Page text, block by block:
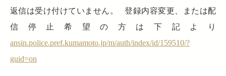
返信は受け付けていません。 登録内容変更、または配
信停止希望の方は下記より
ansin.police.pref.kumamoto.jp/m/auth/index/id/159510/?
guid=on